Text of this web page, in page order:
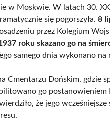
w Moskwie. W latach 30.
się pogorszyła.8
przez Kolegium
roku skazano go na
samego dnia wykonano na
Cmentarzu Dońskim, gdzie
go postanowieniem
że jego wcześniejsze